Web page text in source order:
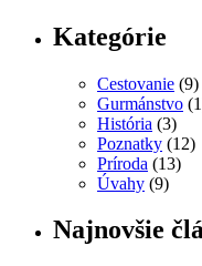
Kategórie
Cestovanie (9)
Gurmánstvo
História (3)
Poznatky (12)
Príroda (13)
Úvahy (9)
Najnovšie